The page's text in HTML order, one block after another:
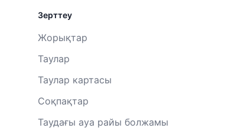
Зерттеу
Жорықтар
Таулар
Таулар картасы
Соқпақтар
Таудағы ауа райы болжамы